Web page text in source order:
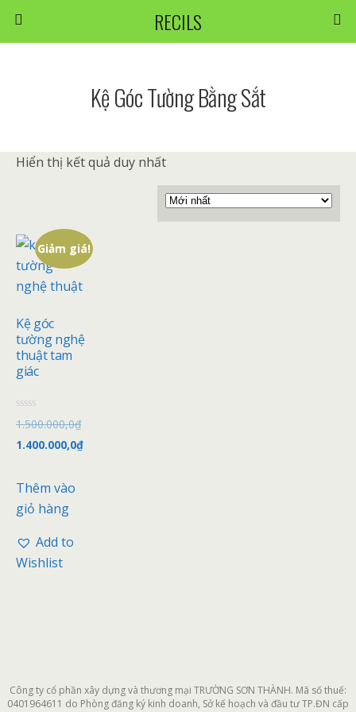
RECILS
Kệ Góc Tường Bằng Sắt
Hiển thị kết quả duy nhất
Giảm giá!
Kệ góc
tường nghệ
thuật tam
giác
Đ
ư
ợ
c
p
h
n
5
a
1.500.000,0₫
1.400.000,0₫
Thêm vào
giỏ hàng
Add to
Wishlist
Công ty cổ phần xây dựng và thương mại TRƯỜNG SƠN THÀNH. Mã số thuế:
0401964611 do Phòng đăng ký kinh doanh, Sở kế hoạch và đầu tư TP.ĐN cấp